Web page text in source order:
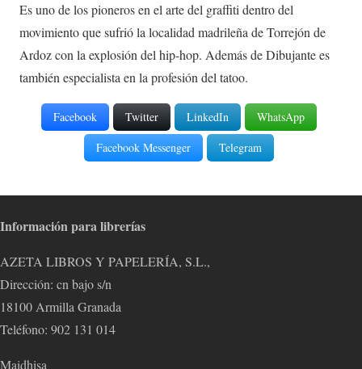
Es uno de los pioneros en el arte del graffiti dentro del
movimiento que sufrió la localidad madrileña de Torrejón de
Ardoz con la explosión del hip-hop. Además de Dibujante es
también especialista en la profesión del tatoo.
Facebook Twitter LinkedIn
WhatsApp
Facebook Messenger
Telegram
Información para librerías
AZETA LIBROS Y PAPELERÍA, S.L.,
Dirección: cn bajo s/n
18100 Armilla Granada
Teléfono: 902 131 014
Maidhisa